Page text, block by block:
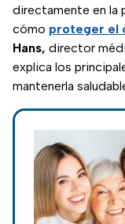
directamente en la
cómo proteger el
Hans, director
explica los
mantenerla